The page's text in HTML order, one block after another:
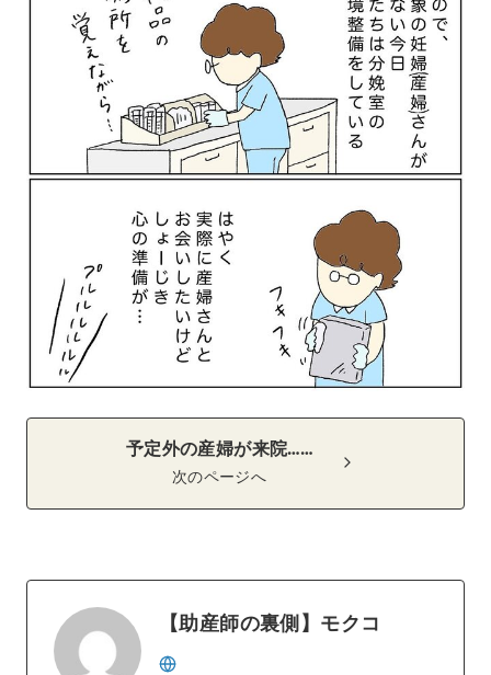
予定外の産婦が来院……
次のページへ
【助産師の裏側】モクコ